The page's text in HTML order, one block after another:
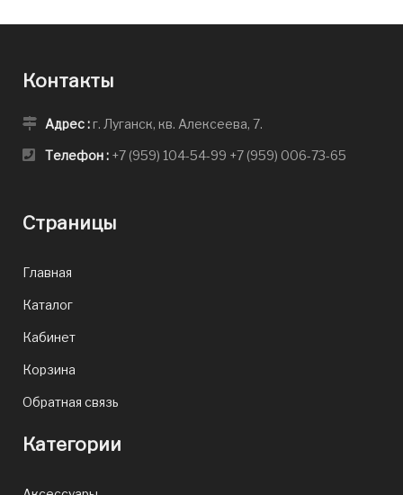
Контакты
Адрес :г. Луганск, кв. Алексеева, 7.
Телефон : +7 (959) 104-54-99 +7 (959) 006-73-65
Страницы
Главная
Каталог
Кабинет
Корзина
Обратная связь
Категории